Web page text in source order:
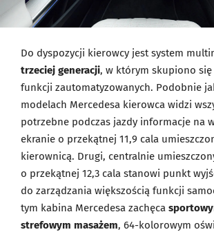
Do dyspozycji kierowcy jest system
trzeciej generacji, w którym skupiono
funkcji zautomatyzowanych. Podobnie
modelach Mercedesa kierowca widzi
potrzebne podczas jazdy informacje na
ekranie o przekątnej 11,9 cala
kierownicą. Drugi, centralnie
o przekątnej 12,3 cala stanowi punkt
do zarządzania większością funkcji
tym kabina Mercedesa zachęca
strefowym masażem, 64-kolorowym